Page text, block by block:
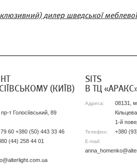
дилер шведської
(КИЇВ)
т Голосіївський, 89
60 +380 (50) 443 33 46
(44) 258 44 01
SITS
В ТЦ
Адреса:
08131,
1-й
Телефон: +380
E-mail: